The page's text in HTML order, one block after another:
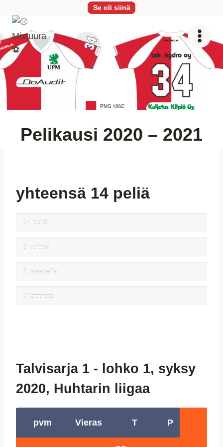
sisältöön
Se oli siinä
Pelikausi 2020 – 2021
yhteensä 14 peliä
14 peliä
8 voittoa
3 tasapeliä
3 tappiota
Talvisarja 1 - lohko 1, syksy
2020, Huhtarin liigaa
pvm Vieras T P